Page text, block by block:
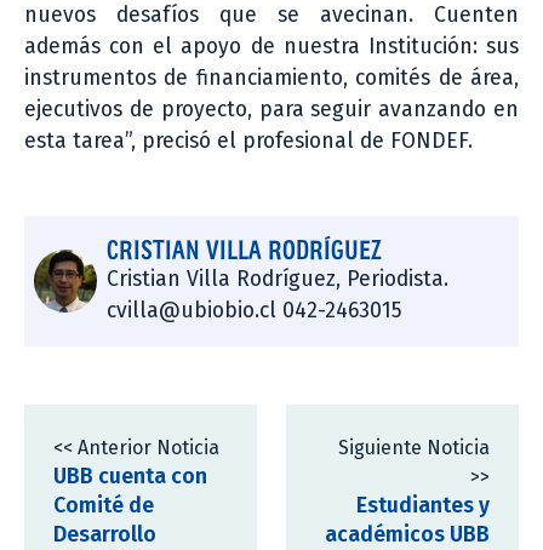
nuevos desafíos que se avecinan. Cuenten
además con el apoyo de nuestra Institución: sus
instrumentos de financiamiento, comités de área,
ejecutivos de proyecto, para seguir avanzando en
esta tarea”, precisó el profesional de FONDEF.
CRISTIAN VILLA RODRÍGUEZ
Cristian Villa Rodríguez, Periodista.
cvilla@ubiobio.cl 042-2463015
<< Anterior Noticia
UBB cuenta con
Comité de
Desarrollo
Siguiente Noticia
>>
Estudiantes y
académicos UBB